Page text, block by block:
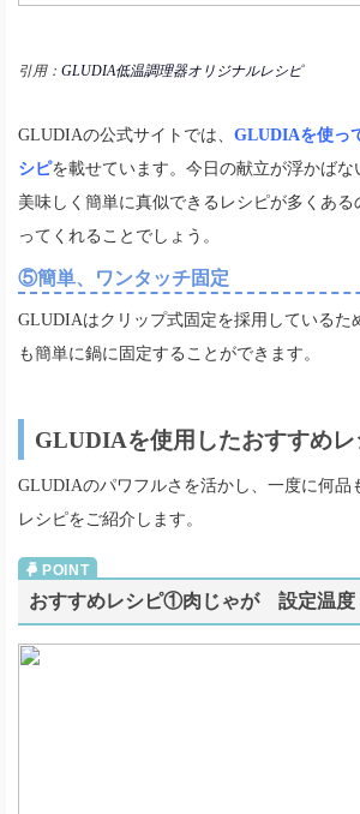
引用： GLUDIA低温調理器オリジナルレシピ
GLUDIAの公式サイトでは、 GLUDIAを使っ
シピを載せています。今日の献立が浮かばな
美味しく簡単に真似できるレシピが多くある
ってくれることでしょう。
⑤簡単、ワンタッチ固定
GLUDIAはクリップ式固定を採用しているた
も簡単に鍋に固定することができます。
GLUDIAを使用したおすすめレ
GLUDIAのパワフルさを活かし、一度に何品
レシピをご紹介します。
おすすめレシピ①肉じゃが 設定温度